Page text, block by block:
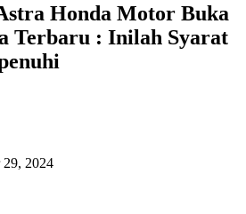
Honda Motor Buka
Terbaru : Inilah Syarat
2024